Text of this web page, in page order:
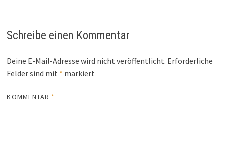
Schreibe einen Kommentar
Deine E-Mail-Adresse wird nicht veröffentlicht. Erforderliche
Felder sind mit * markiert
KOMMENTAR *